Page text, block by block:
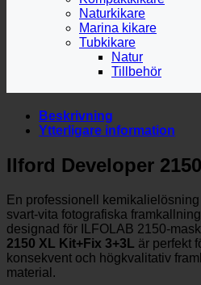
Naturkikare
Marina kikare
Tubkikare
Natur
Tillbehör
Beskrivning
Ytterligare information
Ilford Developer
En professionell
svart-vita fotografiska
designad för ILFOLAB 2150-
2150 XL Kit+Fix 3+3L är perfekt
konsekvent och högkvalitativ
material.